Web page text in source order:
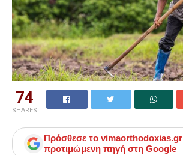
74
SHARES
Πρόσθεσε το vimaorthodoxias.gr
προτιμώμενη πηγή στη Google